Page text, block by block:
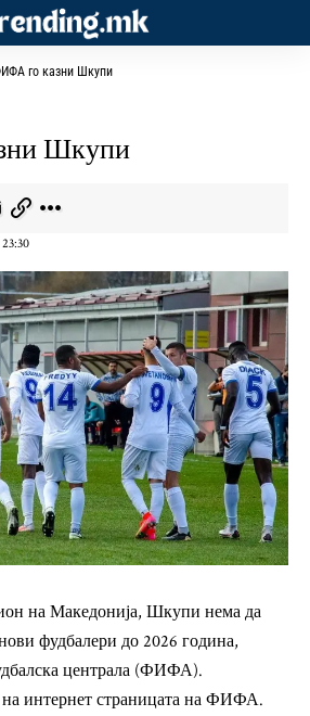
го казни Шкупи
Шкупи
на Македонија, Шкупи нема да
фудбалери до 2026 година,
централа (ФИФА).
на интернет страницата на ФИФА.